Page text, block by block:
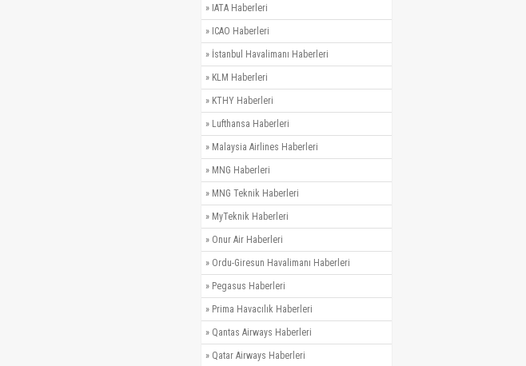
» IATA Haberleri
» ICAO Haberleri
» İstanbul Havalimanı Haberleri
» KLM Haberleri
» KTHY Haberleri
» Lufthansa Haberleri
» Malaysia Airlines Haberleri
» MNG Haberleri
» MNG Teknik Haberleri
» MyTeknik Haberleri
» Onur Air Haberleri
» Ordu-Giresun Havalimanı Haberleri
» Pegasus Haberleri
» Prima Havacılık Haberleri
» Qantas Airways Haberleri
» Qatar Airways Haberleri